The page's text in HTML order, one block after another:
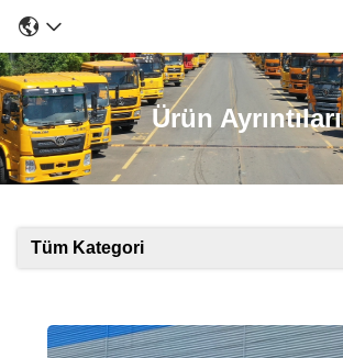
Ürün Ayrıntıları
Tüm Kategori